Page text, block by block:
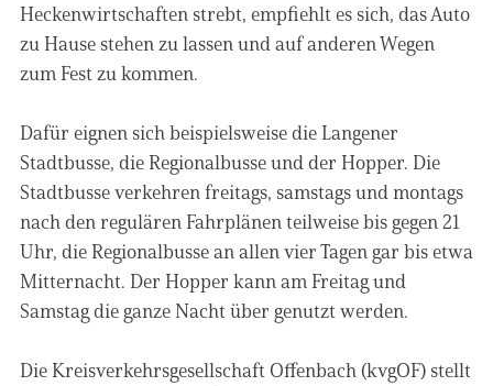
Heckenwirtschaften strebt, empfiehlt es sich, das Auto
zu Hause stehen zu lassen und auf anderen Wegen
zum Fest zu kommen.
Dafür eignen sich beispielsweise die Langener
Stadtbusse, die Regionalbusse und der Hopper. Die
Stadtbusse verkehren freitags, samstags und montags
nach den regulären Fahrplänen teilweise bis gegen 21
Uhr, die Regionalbusse an allen vier Tagen gar bis etwa
Mitternacht. Der Hopper kann am Freitag und
Samstag die ganze Nacht über genutzt werden.
Die Kreisverkehrsgesellschaft Offenbach (kvgOF) stellt